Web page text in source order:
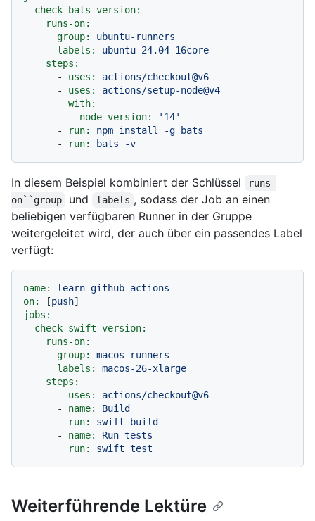
check-bats-version:
runs-on:
group:
ubuntu-runners
labels:
ubuntu-24.04-16core
steps:
-
uses:
actions/checkout@v6
-
uses:
actions/setup-node@v4
with:
node-version:
'14'
-
run: npm install -g
bats
-
run: bats -v
In diesem Beispiel kombiniert der Schlüssel
runs-
on``group
und labels , sodass der Job an einen
beliebigen verfügbaren Runner in der Gruppe
weitergeleitet wird, der auch über ein passendes Label
verfügt:
name:
learn-github-actions
on:
[push
jobs:
check-swift-version:
runs-on:
group:
macos-runners
labels:
macos-26-xlarge
steps:
-
uses:
actions/checkout@v6
-
name:
Build
run:
swift
build
-
name: Run tests
run:
swift test
Weiterführende Lektüre